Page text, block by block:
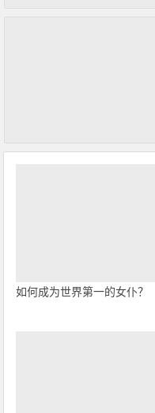
如何成为世界第一的女仆？